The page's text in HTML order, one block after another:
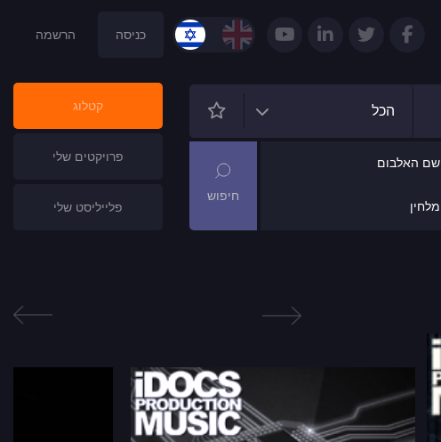
כניסה הרשמה
הכל
שם האלבום
מלחין
קטלוג
פרויקטים שלי
פלייליסט שלי